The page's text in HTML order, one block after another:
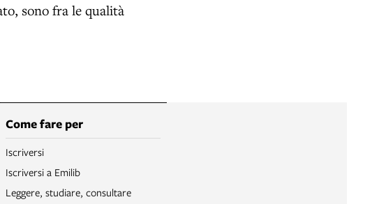
sono fra le qualità
Come fare per
Iscriversi
Iscriversi a Emilib
Leggere, studiare, consultare